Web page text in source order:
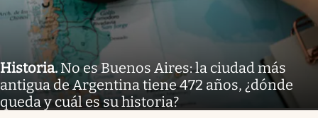
Historia. No es Buenos Aires: la ciudad más
antigua de Argentina tiene 472 años, ¿dónde
queda y cuál es su historia?